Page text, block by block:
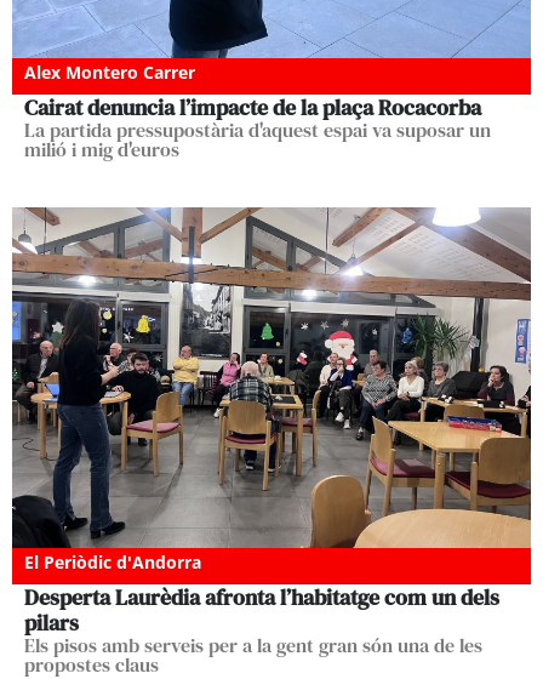
Alex Montero Carrer
Cairat denuncia l’impacte de la plaça Rocacorba
La partida pressupostària d'aquest espai va suposar un
milió i mig d'euros
El Periòdic d'Andorra
Desperta Laurèdia afronta l’habitatge com un dels
pilars
Els pisos amb serveis per a la gent gran són una de les
propostes claus